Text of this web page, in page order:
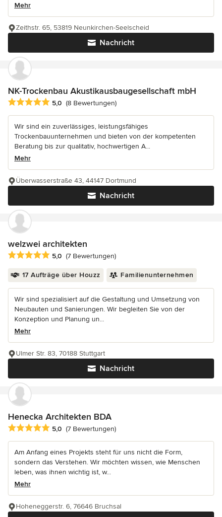
Mehr
Nachricht
Zeithstr. 65, 53819 Neunkirchen-Seelscheid
NK-Trockenbau Akustikausbaugesellschaft mbH
Durchschnittliche Bewertung: 5 von 5 Sternen
5,0 (8 Bewertungen)
Wir sind ein zuverlässiges, leistungsfähiges
Trockenbauunternehmen und bieten von der kompetenten
Beratung bis zur qualitativ, hochwertigen A...
Mehr
Nachricht
Überwasserstraße 43, 44147 Dortmund
welzwei architekten
Durchschnittliche Bewertung: 5 von 5 Sternen
5,0 (7 Bewertungen)
17 Aufträge über Houzz Familienunternehmen
Wir sind spezialisiert auf die Gestaltung und Umsetzung von
Neubauten und Sanierungen. Wir begleiten Sie von der
Konzeption und Planung un...
Mehr
Nachricht
Ulmer Str. 83, 70188 Stuttgart
Henecka Architekten BDA
Durchschnittliche Bewertung: 5 von 5 Sternen
5,0 (7 Bewertungen)
Am Anfang eines Projekts steht für uns nicht die Form,
sondern das Verstehen. Wir möchten wissen, wie Menschen
leben, was ihnen wichtig ist, w...
Mehr
Hoheneggerstr. 6, 76646 Bruchsal